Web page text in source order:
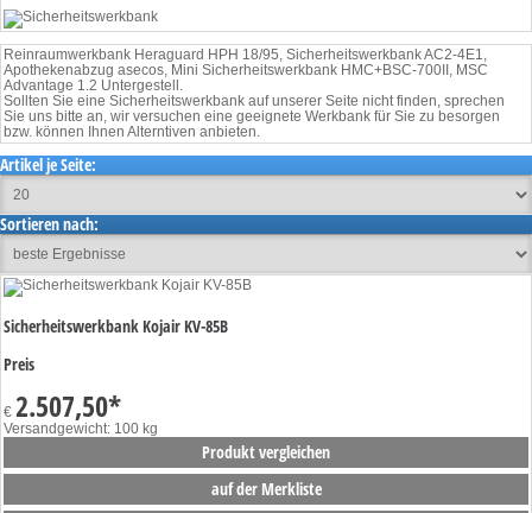
Reinraumwerkbank Heraguard HPH 18/95, Sicherheitswerkbank AC2-4E1,
Apothekenabzug asecos, Mini Sicherheitswerkbank HMC+BSC-700II, MSC
Advantage 1.2 Untergestell.
Sollten Sie eine Sicherheitswerkbank auf unserer Seite nicht finden, sprechen
Sie uns bitte an, wir versuchen eine geeignete Werkbank für Sie zu besorgen
bzw. können Ihnen Alterntiven anbieten.
Artikel je Seite:
Sortieren nach:
Sicherheitswerkbank Kojair KV-85B
Preis
€ 2.507,50*
Versandgewicht: 100 kg
Produkt vergleichen
auf der Merkliste